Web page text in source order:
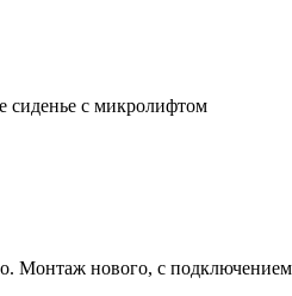
сиденье с микролифтом
нового, c